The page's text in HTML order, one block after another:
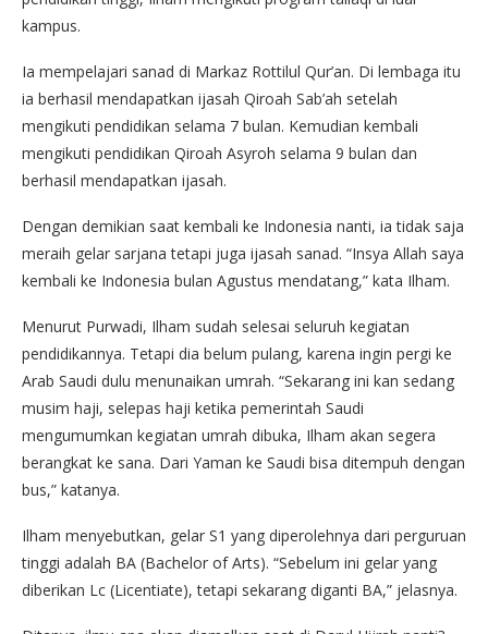
kampus.
Ia mempelajari sanad di Markaz Rottilul Qur’an. Di lembaga itu
ia berhasil mendapatkan ijasah Qiroah Sab’ah setelah
mengikuti pendidikan selama 7 bulan. Kemudian kembali
mengikuti pendidikan Qiroah Asyroh selama 9 bulan dan
berhasil mendapatkan ijasah.
Dengan demikian saat kembali ke Indonesia nanti, ia tidak saja
meraih gelar sarjana tetapi juga ijasah sanad. “Insya Allah saya
kembali ke Indonesia bulan Agustus mendatang,” kata Ilham.
Menurut Purwadi, Ilham sudah selesai seluruh kegiatan
pendidikannya. Tetapi dia belum pulang, karena ingin pergi ke
Arab Saudi dulu menunaikan umrah. “Sekarang ini kan sedang
musim haji, selepas haji ketika pemerintah Saudi
mengumumkan kegiatan umrah dibuka, Ilham akan segera
berangkat ke sana. Dari Yaman ke Saudi bisa ditempuh dengan
bus,” katanya.
Ilham menyebutkan, gelar S1 yang diperolehnya dari perguruan
tinggi adalah BA (Bachelor of Arts). “Sebelum ini gelar yang
diberikan Lc (Licentiate), tetapi sekarang diganti BA,” jelasnya.